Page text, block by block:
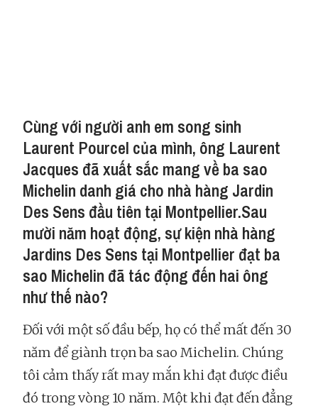
Cùng với người anh em song sinh
Laurent Pourcel của mình, ông Laurent
Jacques đã xuất sắc mang về ba sao
Michelin danh giá cho nhà hàng Jardin
Des Sens đầu tiên tại Montpellier.Sau
mười năm hoạt động, sự kiện nhà hàng
Jardins Des Sens tại Montpellier đạt ba
sao Michelin đã tác động đến hai ông
như thế nào?
Đối với một số đầu bếp, họ có thể mất đến 30
năm để giành trọn ba sao Michelin. Chúng
tôi cảm thấy rất may mắn khi đạt được điều
đó trong vòng 10 năm. Một khi đạt đến đẳng